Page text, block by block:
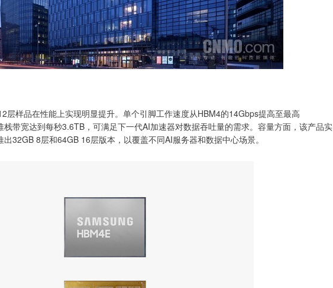
层样品在性能上实现明显提升。单个引脚工作速度从HBM4的14Gbps提高至最高
带宽达到每秒3.6TB，可满足下一代AI加速器对数据吞吐量的需求。容量方面，该产品实
32GB 8层和64GB 16层版本，以覆盖不同AI服务器和数据中心场景。
19.16 0.49% 深证成指 14295.08 184.96